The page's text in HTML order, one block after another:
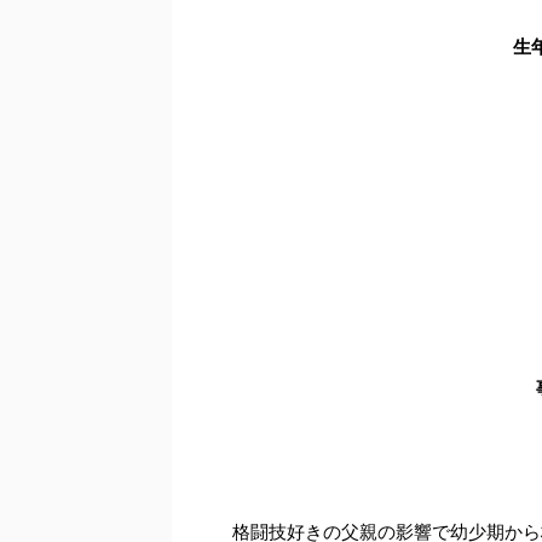
生
格闘技好きの父親の影響で幼少期か